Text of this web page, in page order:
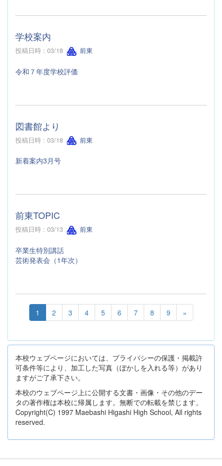
学校案内
投稿日時 : 03/18 前東
令和７年度学校評価
図書館より
投稿日時 : 03/18 前東
新着案内3月号
前東TOPIC
投稿日時 : 03/13 前東
卒業生特別講話
芸術発表会（1年次）
1 2 3 4 5 6 7 8 9 »
本校ウェブページにおいては、プライバシーの保護・掲載許
可条件等により、加工した写真（ぼかしを入れる等）があり
ますがご了承下さい。
本校のウェブページ上に公開する文書・画像・その他のデー
タの著作権は本校に帰属します。無断での転載を禁じます。
Copyright(C) 1997 Maebashi Higashi High School, All rights
reserved.